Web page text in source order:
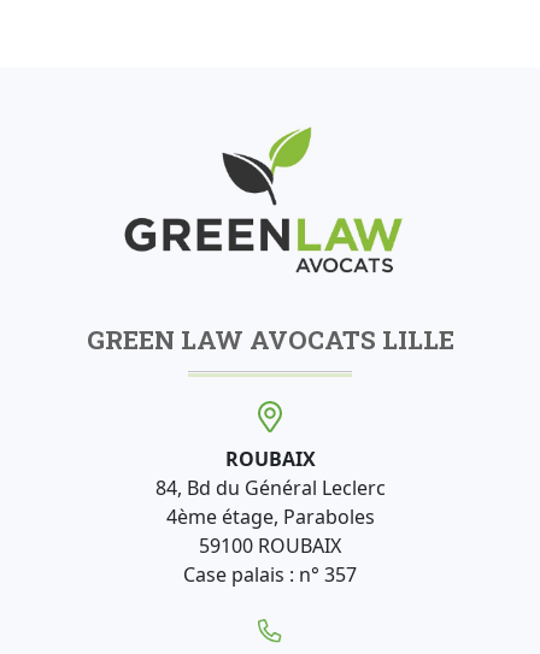
GREEN LAW AVOCATS LILLE
ROUBAIX
84, Bd du Général Leclerc
4ème étage, Paraboles
59100 ROUBAIX
Case palais : n° 357